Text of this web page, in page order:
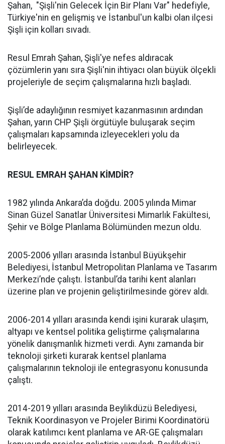
Şahan, "Şişli'nin Gelecek İçin Bir Planı Var" hedefiyle,
Türkiye'nin en gelişmiş ve İstanbul'un kalbi olan ilçesi
Şişli için kolları sıvadı.
Resul Emrah Şahan, Şişli'ye nefes aldıracak
çözümlerin yanı sıra Şişli'nin ihtiyacı olan büyük ölçekli
projeleriyle de seçim çalışmalarına hızlı başladı.
Şişli’de adaylığının resmiyet kazanmasının ardından
Şahan, yarın CHP Şişli örgütüyle buluşarak seçim
çalışmaları kapsamında izleyecekleri yolu da
belirleyecek.
RESUL EMRAH ŞAHAN KİMDİR?
1982 yılında Ankara’da doğdu. 2005 yılında Mimar
Sinan Güzel Sanatlar Üniversitesi Mimarlık Fakültesi,
Şehir ve Bölge Planlama Bölümünden mezun oldu.
2005-2006 yılları arasında İstanbul Büyükşehir
Belediyesi, İstanbul Metropolitan Planlama ve Tasarım
Merkezi’nde çalıştı. İstanbul’da tarihi kent alanları
üzerine plan ve projenin geliştirilmesinde görev aldı.
2006-2014 yılları arasında kendi işini kurarak ulaşım,
altyapı ve kentsel politika geliştirme çalışmalarına
yönelik danışmanlık hizmeti verdi. Aynı zamanda bir
teknoloji şirketi kurarak kentsel planlama
çalışmalarının teknoloji ile entegrasyonu konusunda
çalıştı.
2014-2019 yılları arasında Beylikdüzü Belediyesi,
Teknik Koordinasyon ve Projeler Birimi Koordinatörü
olarak katılımcı kent planlama ve AR-GE çalışmaları